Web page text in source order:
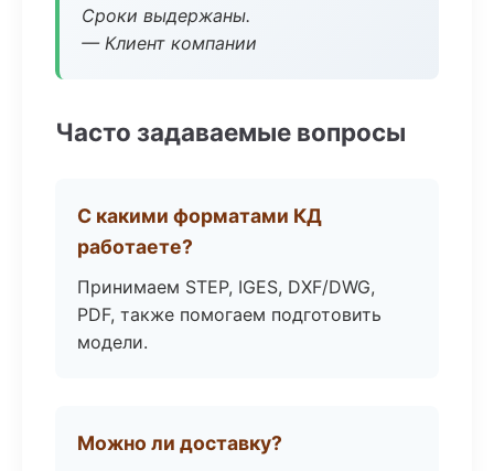
Сроки выдержаны.
— Клиент компании
Часто задаваемые вопросы
С какими форматами КД
работаете?
Принимаем STEP, IGES, DXF/DWG,
PDF, также помогаем подготовить
модели.
Можно ли доставку?